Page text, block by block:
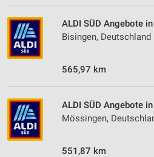
ALDI SÜD Angebote
Bisingen, Deutschland
565,97 km
ALDI SÜD Angebote
Mössingen,
551,87 km